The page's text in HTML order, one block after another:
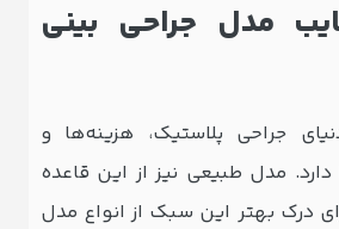
مدل جراحی بینی
جراحی پلاستیک، هزینه‌ها و
مدل طبیعی نیز از این قاعده
درک بهتر این سبک از انواع مدل